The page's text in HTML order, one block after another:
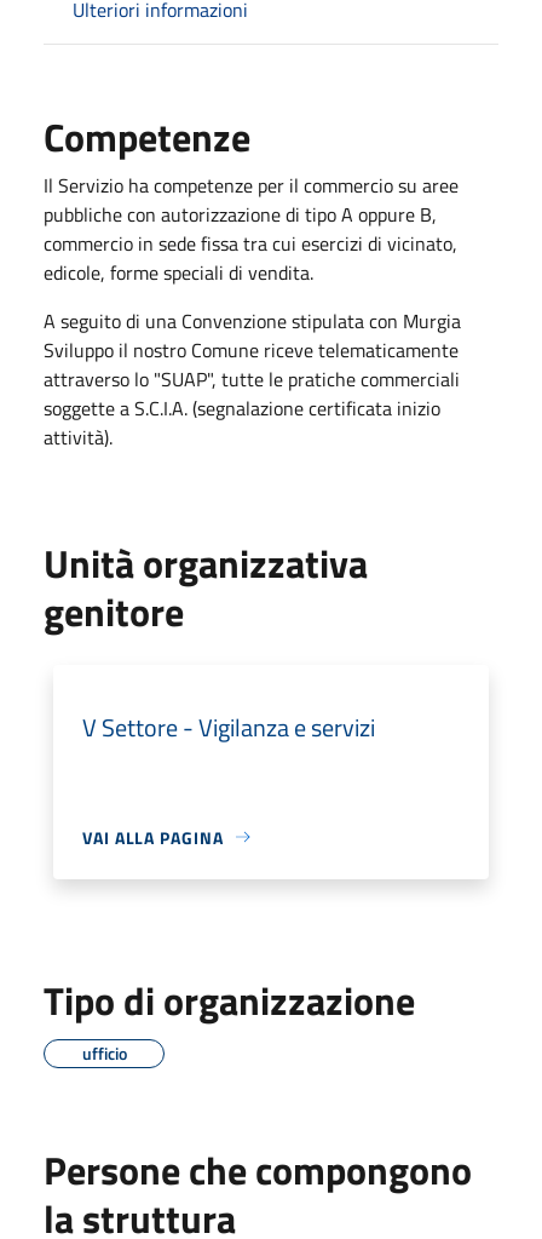
Ulteriori informazioni
Competenze
Il Servizio ha competenze per il commercio su aree
pubbliche con autorizzazione di tipo A oppure B,
commercio in sede fissa tra cui esercizi di vicinato,
edicole, forme speciali di vendita.
A seguito di una Convenzione stipulata con Murgia
Sviluppo il nostro Comune riceve telematicamente
attraverso lo "SUAP", tutte le pratiche commerciali
soggette a S.C.I.A. (segnalazione certificata inizio
attività).
Unità organizzativa
genitore
V Settore - Vigilanza e servizi
VAI ALLA PAGINA
Tipo di organizzazione
ufficio
Persone che compongono
la struttura